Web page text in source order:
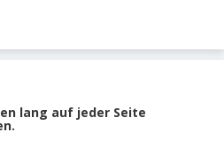
lang auf jeder Seite